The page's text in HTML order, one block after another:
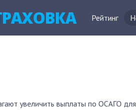
Рейтинг
увеличить выплаты по ОСАГО для